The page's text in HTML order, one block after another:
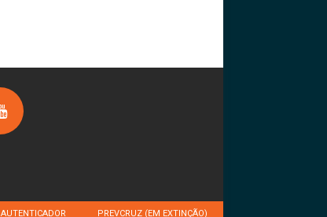
AUTENTICADOR PREVCRUZ (EM EXTINÇÃO)